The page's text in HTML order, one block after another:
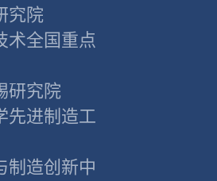
究院
术全国重点
研究院
先进制造工
制造创新中